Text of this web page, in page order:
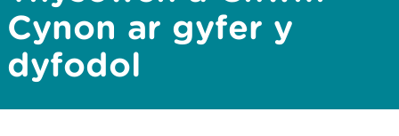
Cynon ar gyfer y
dyfodol